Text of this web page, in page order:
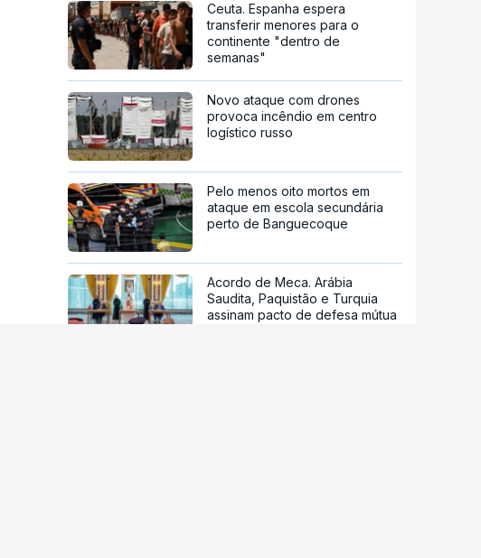
Ceuta. Espanha espera
transferir menores para o
continente "dentro de
semanas"
Novo ataque com drones
provoca incêndio em centro
logístico russo
Pelo menos oito mortos em
ataque em escola secundária
perto de Banguecoque
Acordo de Meca. Arábia
Saudita, Paquistão e Turquia
assinam pacto de defesa mútua